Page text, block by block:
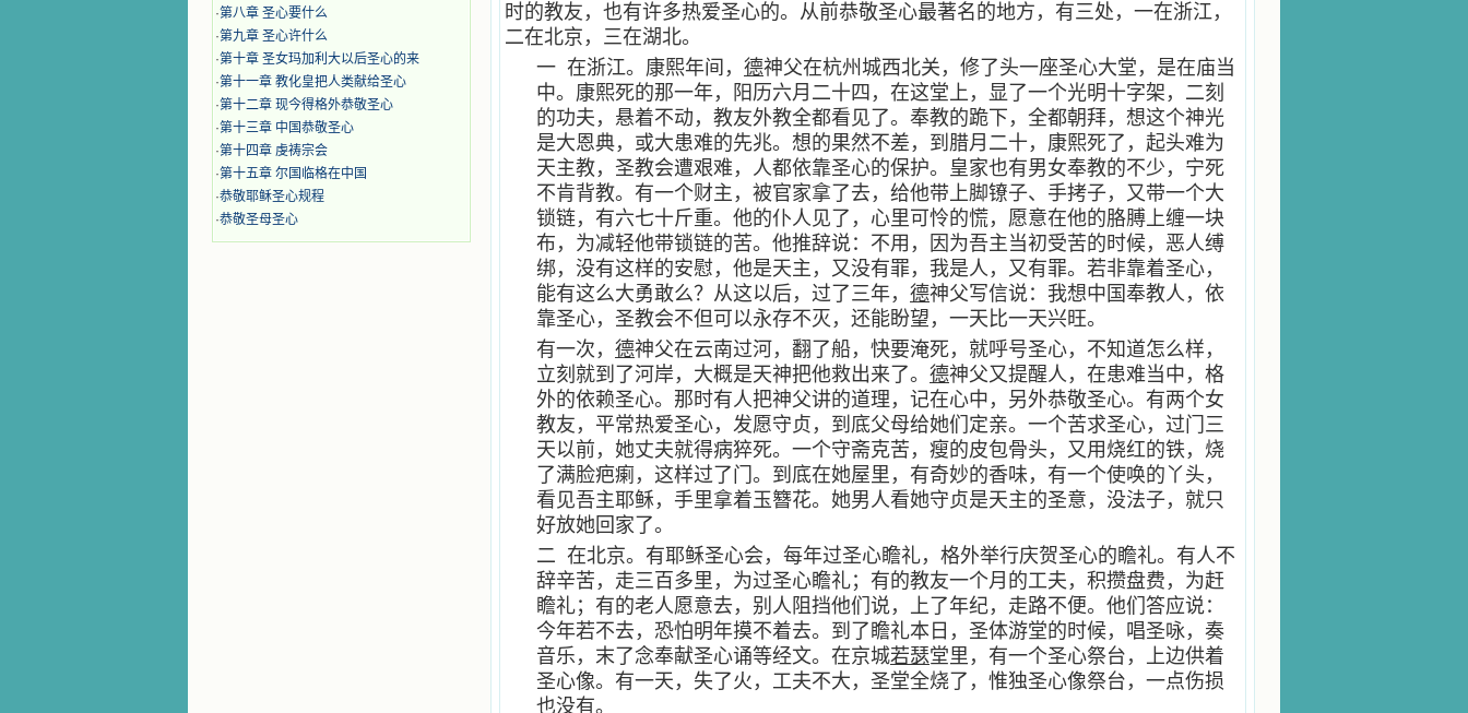
·第八章 圣心要什么
·第九章 圣心许什么
·第十章 圣女玛加利大以后圣心的来
·第十一章 教化皇把人类献给圣心
·第十二章 现今得格外恭敬圣心
·第十三章 中国恭敬圣心
·第十四章 虔祷宗会
·第十五章 尔国临格在中国
·恭敬耶稣圣心规程
·恭敬圣母圣心
时的教友，也有许多热爱圣心的。从前恭敬圣心最著名的地方，有三处，一在浙江，
二在北京，三在湖北。
一 在浙江。康熙年间， 德神父在杭州城西北关，修了头一座圣心大堂，是在庙当
中。康熙死的那一年，阳历六月二十四，在这堂上，显了一个光明十字架，二刻
的功夫，悬着不动，教友外教全都看见了。奉教的跪下，全都朝拜，想这个神光
是大恩典，或大患难的先兆。想的果然不差，到腊月二十，康熙死了，起头难为
天主教，圣教会遭艰难，人都依靠圣心的保护。皇家也有男女奉教的不少，宁死
不肯背教。有一个财主，被官家拿了去，给他带上脚镣子、手拷子，又带一个大
锁链，有六七十斤重。他的仆人见了，心里可怜的慌，愿意在他的胳膊上缠一块
布，为减轻他带锁链的苦。他推辞说：不用，因为吾主当初受苦的时候，恶人缚
绑，没有这样的安慰，他是天主，又没有罪，我是人，又有罪。若非靠着圣心，
能有这么大勇敢么？从这以后，过了三年， 德神父写信说：我想中国奉教人，依
靠圣心，圣教会不但可以永存不灭，还能盼望，一天比一天兴旺。
有一次， 德神父在云南过河，翻了船，快要淹死，就呼号圣心，不知道怎么样，
立刻就到了河岸，大概是天神把他救出来了。 德神父又提醒人，在患难当中，格
外的依赖圣心。那时有人把神父讲的道理，记在心中，另外恭敬圣心。有两个女
教友，平常热爱圣心，发愿守贞，到底父母给她们定亲。一个苦求圣心，过门三
天以前，她丈夫就得病猝死。一个守斋克苦，瘦的皮包骨头，又用烧红的铁，烧
了满脸疤瘌，这样过了门。到底在她屋里，有奇妙的香味，有一个使唤的丫头，
看见吾主耶稣，手里拿着玉簪花。她男人看她守贞是天主的圣意，没法子，就只
好放她回家了。
二 在北京。有耶稣圣心会，每年过圣心瞻礼，格外举行庆贺圣心的瞻礼。有人不
辞辛苦，走三百多里，为过圣心瞻礼；有的教友一个月的工夫，积攒盘费，为赶
瞻礼；有的老人愿意去，别人阻挡他们说，上了年纪，走路不便。他们答应说：
今年若不去，恐怕明年摸不着去。到了瞻礼本日，圣体游堂的时候，唱圣咏，奏
音乐，末了念奉献圣心诵等经文。在京城若瑟堂里，有一个圣心祭台，上边供着
圣心像。有一天，失了火，工夫不大，圣堂全烧了，惟独圣心像祭台，一点伤损
也没有。